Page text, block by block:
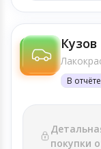
Кузов
В
покупки